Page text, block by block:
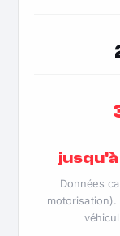
jusqu'à
Données